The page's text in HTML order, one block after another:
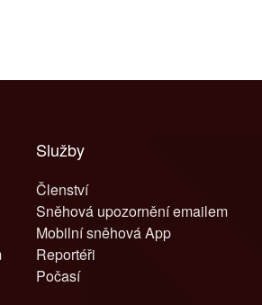
Služby
Členství
Sněhová upozornění emailem
Mobilní sněhová App
Reportéři
Počasí